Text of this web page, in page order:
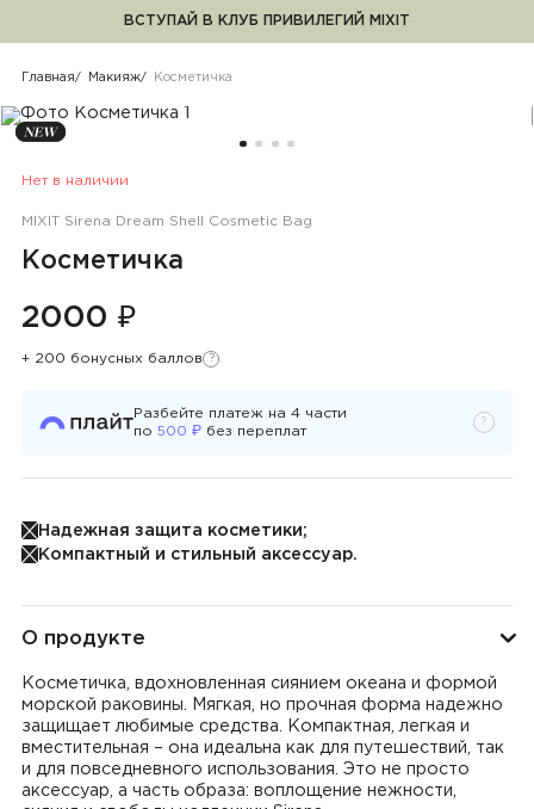
ВСТУПАЙ В КЛУБ ПРИВИЛЕГИЙ MIXIT
Главная Макияж Косметичка
MIXIT Sirena Dream Shell Cosmetic Bag
Нет в наличии
Косметичка
2000 ₽
+ 200 бонусных баллов Узнать подробности
?
Разбейте платеж на4 части
по500₽ без переплат Узнать
?
Надежная защита косметики;
Компактный и стильный аксессуар.
О продукте
Косметичка, вдохновленная сиянием океана и формой
морской раковины. Мягкая, но прочная форма надежно
защищает любимые средства. Компактная, легкая и
вместительная – она идеальна как для путешествий, так
и для повседневного использования. Это не просто
аксессуар, а часть образа: воплощение нежности,